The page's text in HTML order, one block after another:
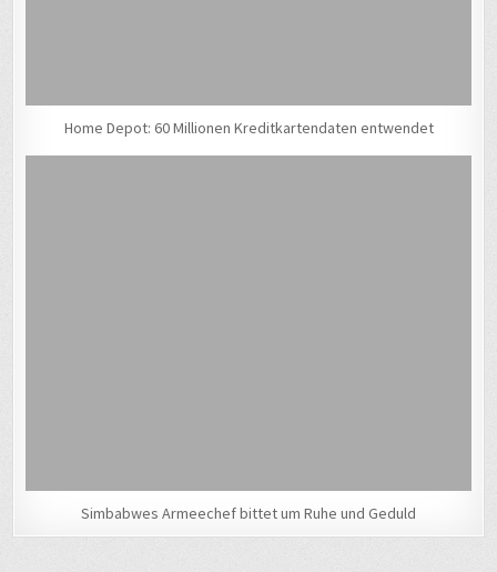
Home Depot: 60 Millionen Kreditkartendaten entwendet
Simbabwes Armeechef bittet um Ruhe und Geduld